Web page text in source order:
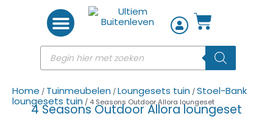
Home / Tuinmeubelen /Loungesets tuin /Stoel-Bank
loungesets tuin / 4 Seasons Outdoor Allora loungeset
4 Seasons Outdoor Allora loungeset